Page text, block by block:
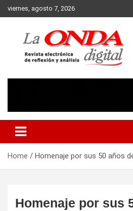
Skip
to
viernes, agosto 7, 2026
Home Homenaje por sus 50 años
Homenaje por sus